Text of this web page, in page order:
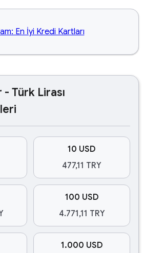
Türk Lirası
10 USD
477,11 TRY
100 USD
4.771,11 TRY
1.000 USD